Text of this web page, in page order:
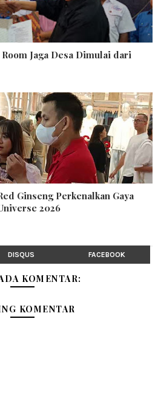
Jaga Desa Dimulai dari
Ginseng Perkenalkan Gaya
2026
DISQUS FACEBOOK
KOMENTAR:
KOMENTAR